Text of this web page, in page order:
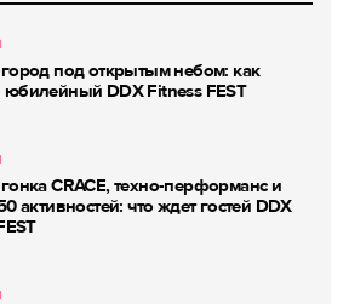
под открытым небом: как
DDX Fitness FEST
CRACE, техно-перформанс и
активностей: что ждет гостей DDX